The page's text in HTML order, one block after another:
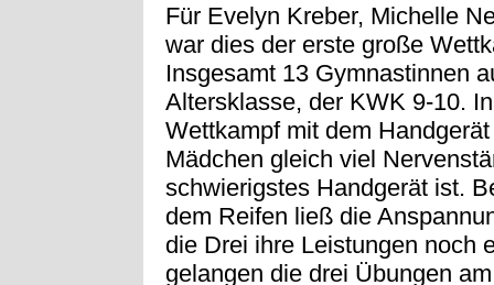
Für Evelyn Kreber, Michelle
war dies der erste große
Insgesamt 13 Gymnastinnen
Altersklasse, der KWK 9-10.
Wettkampf mit dem
Mädchen gleich viel
schwierigstes Handgerät ist.
dem Reifen ließ die
die Drei ihre Leistungen noch
gelangen die drei Übungen